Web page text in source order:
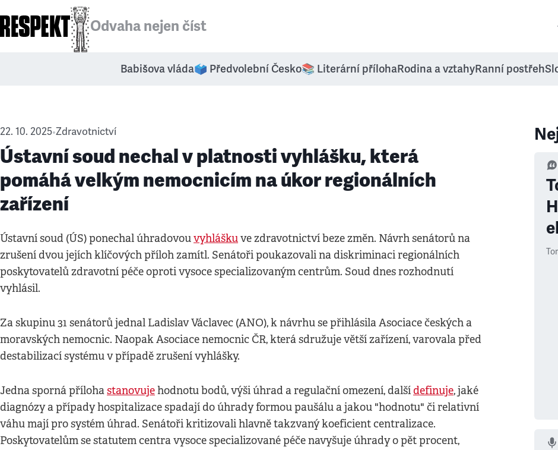
Odvaha nejen číst
Babišova vláda🗳️ Předvolební Česko📚 Literární přílohaRodina a vztahyRanní postřeh
22. 10. 2025•Zdravotnictví
Ústavní soud nechal v platnosti vyhlášku, která
pomáhá velkým nemocnicím na úkor regionálních
zařízení
Ústavní soud (ÚS) ponechal úhradovouvyhláškuve zdravotnictví beze změn. Návrh senátorů na
zrušení dvou jejích klíčových příloh zamítl. Senátoři poukazovali na diskriminaci regionálních
poskytovatelů zdravotní péče oproti vysoce specializovaným centrům. Soud dnes rozhodnutí
vyhlásil.
Za skupinu 31 senátorů jednal Ladislav Václavec (ANO), k návrhu se přihlásila Asociace českých a
moravských nemocnic. Naopak Asociace nemocnic ČR, která sdružuje větší zařízení, varovala před
destabilizací systému v případě zrušení vyhlášky.
Jedna sporná přílohastanovujehodnotu bodů, výši úhrad a regulační omezení, dalšídefinuje, jaké
diagnózy a případy hospitalizace spadají do úhrady formou paušálu a jakou "hodnotu" či relativní
váhu mají pro systém úhrad. Senátoři kritizovali hlavně takzvaný koeficient centralizace.
Poskytovatelům se statutem centra vysoce specializované péče navyšuje úhrady o pět procent,